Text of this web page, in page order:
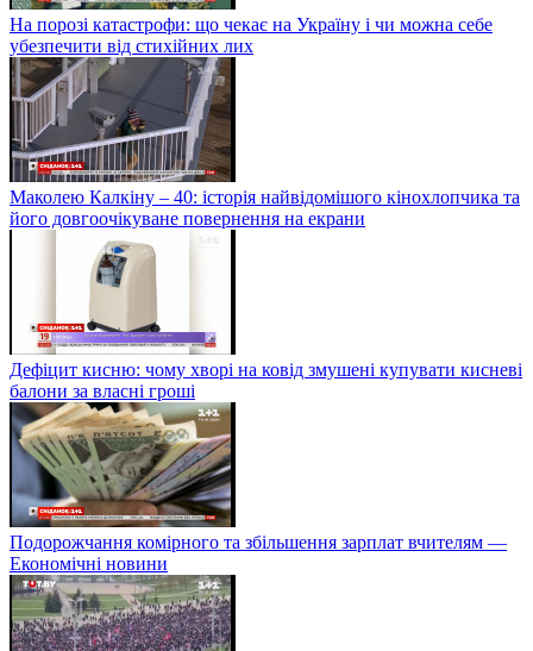
На порозі катастрофи: що чекає на Україну і чи можна себе
убезпечити від стихійних лих
Маколею Калкіну – 40: історія найвідомішого кінохлопчика та
його довгоочікуване повернення на екрани
Дефіцит кисню: чому хворі на ковід змушені купувати кисневі
балони за власні гроші
Подорожчання комірного та збільшення зарплат вчителям —
Економічні новини